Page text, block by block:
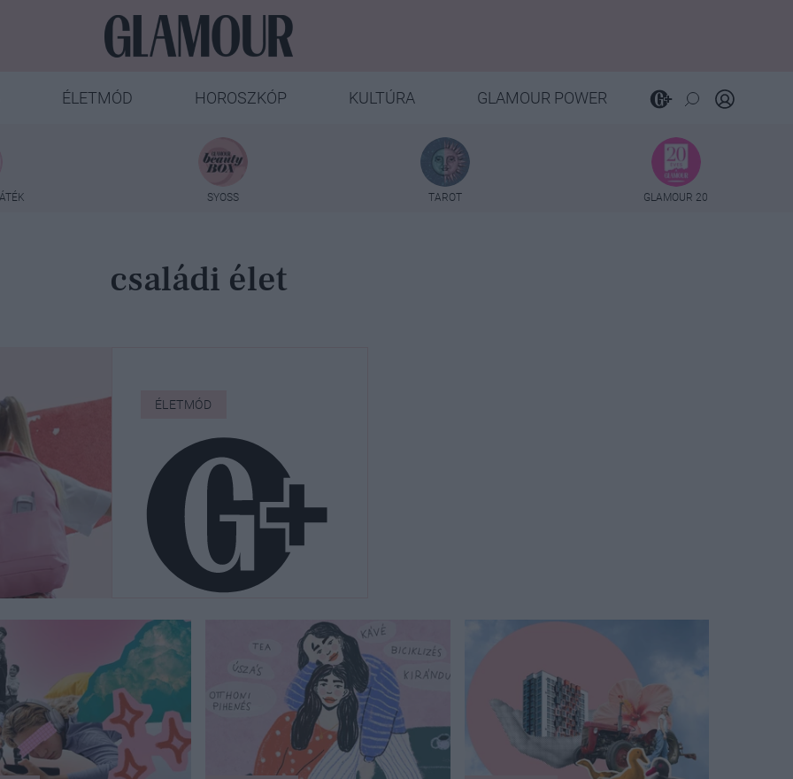
ÉLETMÓD HOROSZKÓP KULTÚRA GLAMOUR POWER
SYOSS TAROT GLAMOUR 20
családi élet
ÉLETMÓD
mond el mindent,
amit az iskolakezdési
támogatásról tudnod
kell